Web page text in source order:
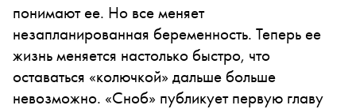
понимают ее. Но все меняет
незапланированная беременность. Теперь ее
жизнь меняется настолько быстро, что
оставаться «колючкой» дальше больше
невозможно. «Сноб» публикует первую главу